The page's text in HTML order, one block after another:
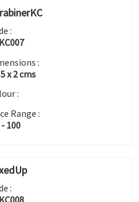
:
:
x 2 cms
:
Range :
- 100
: